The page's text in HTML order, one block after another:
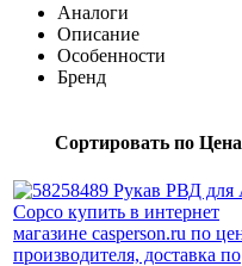
Аналоги
Описание
Особенности
Бренд
Сортировать по Цена